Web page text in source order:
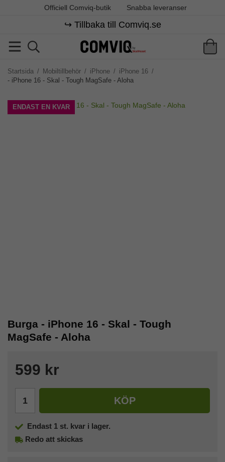
Officiell Comviq-butik Snabba leveranser
↪️ Tillbaka till Comviq.se
Startsida / Mobiltillbehör / iPhone / iPhone 16 /
- iPhone 16 - Skal - Tough MagSafe - Aloha
ENDAST EN KVAR
Burga - iPhone 16 - Skal - Tough
MagSafe - Aloha
599 kr
KÖP
Endast 1 st. kvar i lager.
Redo att skickas